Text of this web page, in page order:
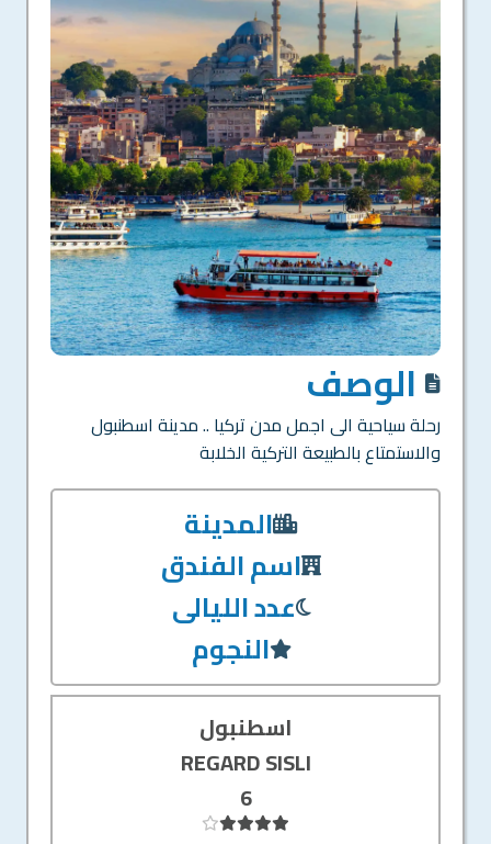
الوصف
رحلة سياحية الى اجمل مدن تركيا .. مدينة اسطنبول
والاستمتاع بالطبيعة التركية الخلابة
المدينة
اسم الفندق
عدد الليالى
النجوم
اسطنبول
REGARD SISLI
6